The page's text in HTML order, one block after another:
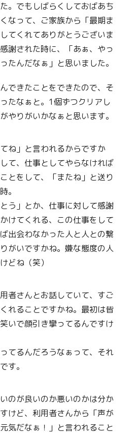
。でもしばらくしておばあち
なって、ご家族から「最期ま
てくれてありがとうございま
謝された時に、「あぁ、やっ
たんだなぁ」と思いました。
できたことをできたので、そ
たなぁと。1個ずつクリアし
やりがいかなぁと思います。
てね」と言われるからですか
て、仕事としてやらなければ
とをして、「またね」と送り
。
とう」とか、仕事に対して感謝
けてくれる、この仕事をして
出会わなかった人と人との繋
がいですかね。嫌な態度の人
どね（笑）
者さんとお話していて、すご
れることですかね。最初は皆
いで顔引き攣ってるんですけ
てるんだろうなぁって、それ
す。
のが良いのか悪いのかは分か
けど、利用者さんから「声が
気だなぁ！」と言われること